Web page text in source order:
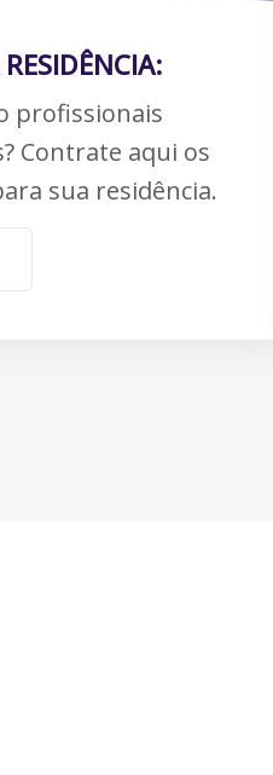
profissionais
Contrate aqui os
sua residência.